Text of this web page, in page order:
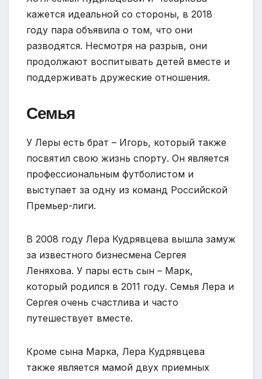
кажется идеальной со стороны, в 2018
году пара объявила о том, что они
разводятся. Несмотря на разрыв, они
продолжают воспитывать детей вместе и
поддерживать дружеские отношения.
Семья
У Леры есть брат – Игорь, который также
посвятил свою жизнь спорту. Он является
профессиональным футболистом и
выступает за одну из команд Российской
Премьер-лиги.
В 2008 году Лера Кудрявцева вышла замуж
за известного бизнесмена Сергея
Леняхова. У пары есть сын – Марк,
который родился в 2011 году. Семья Лера и
Сергея очень счастлива и часто
путешествует вместе.
Кроме сына Марка, Лера Кудрявцева
также является мамой двух приемных